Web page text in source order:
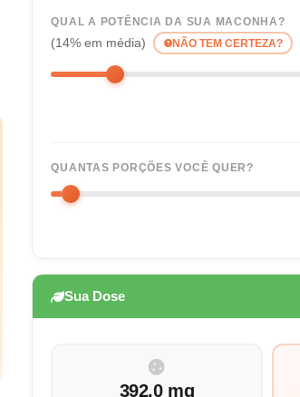
QUAL A POTÊNCIA DA SUA MACONHA?
(14% em média) NÃO TEM CERTEZA?
QUANTAS PORÇÕES VOCÊ QUER?
Sua Dose
392.0 mg